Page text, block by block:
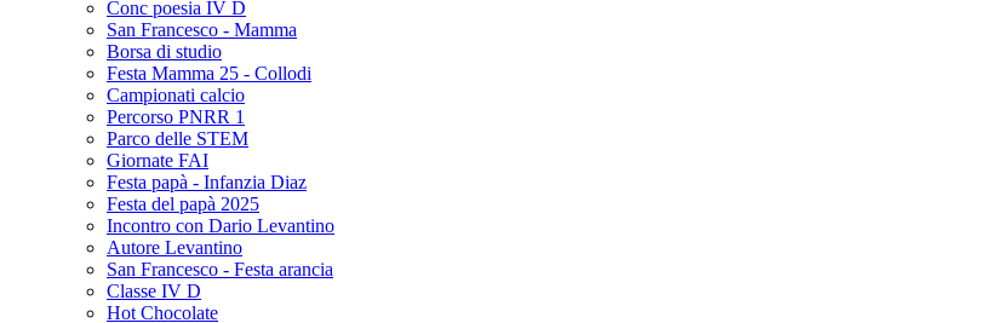
Conc poesia IV D
San Francesco - Mamma
Borsa di studio
Festa Mamma 25 - Collodi
Campionati calcio
Percorso PNRR 1
Parco delle STEM
Giornate FAI
Festa papà - Infanzia Diaz
Festa del papà 2025
Incontro con Dario Levantino
Autore Levantino
San Francesco - Festa arancia
Classe IV D
Hot Chocolate